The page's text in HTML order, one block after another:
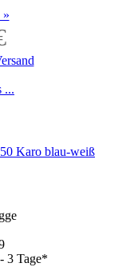
»
...
3 Tage*